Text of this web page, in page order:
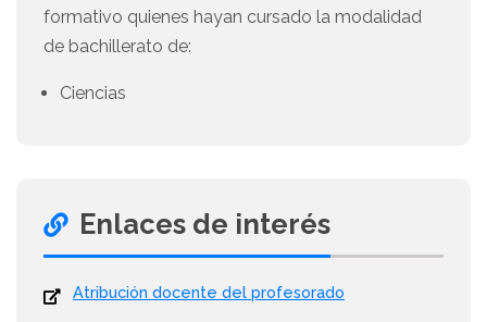
formativo quienes hayan cursado la modalidad
de bachillerato de:
Ciencias
Enlaces de interés
Atribución docente del profesorado